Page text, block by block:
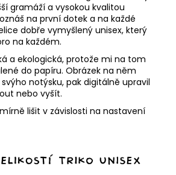
gramáží a vysokou kvalitou
na první dotek a na každé
dobře vymyšlený unisex, který
na každém.
a ekologická, protože mi na tom
do papíru. Obrázek na něm
notýsku, pak digitálně upravil
nebo vyšít.
lišit v závislosti na nastavení